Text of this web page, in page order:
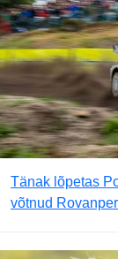
Tänak lõpetas
võtnud